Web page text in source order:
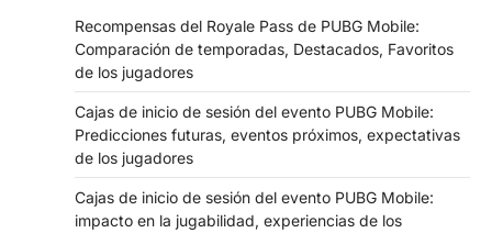
Recompensas del Royale Pass de PUBG Mobile:
Comparación de temporadas, Destacados, Favoritos
de los jugadores
Cajas de inicio de sesión del evento PUBG Mobile:
Predicciones futuras, eventos próximos, expectativas
de los jugadores
Cajas de inicio de sesión del evento PUBG Mobile:
impacto en la jugabilidad, experiencias de los